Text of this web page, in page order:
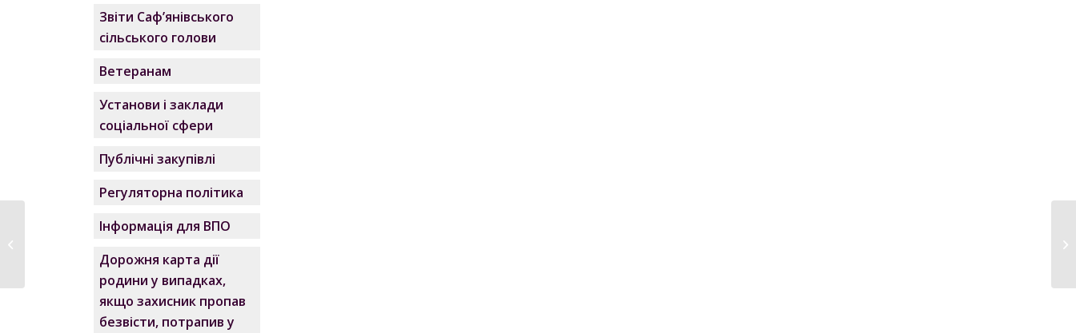
Звіти Саф’янівського
сільського голови
Ветеранам
Установи і заклади
соціальної сфери
Публічні закупівлі
Регуляторна політика
Інформація для ВПО
Дорожня карта дії
родини у випадках,
якщо захисник пропав
безвісти, потрапив у
Перелік осіб, яких
конкурсному...